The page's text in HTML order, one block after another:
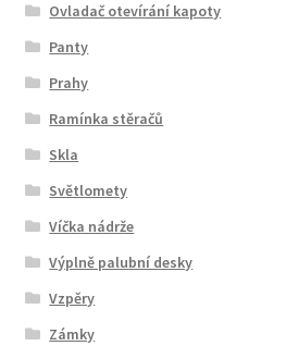
Ovladač otevírání kapoty
Panty
Prahy
Ramínka stěračů
Skla
Světlomety
Víčka nádrže
Výplně palubní desky
Vzpěry
Zámky